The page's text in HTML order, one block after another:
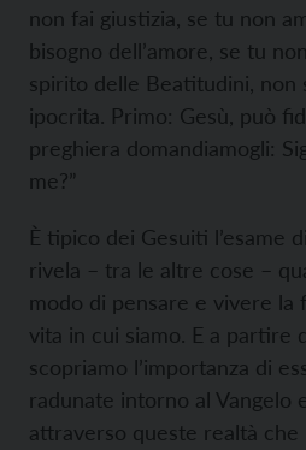
non fai giustizia, se tu non
bisogno dell’amore, se tu
spirito delle Beatitudini, non
ipocrita. Primo: Gesù, può
preghiera domandiamogli:
me?”
È tipico dei Gesuiti l’esame
rivela – tra le altre cose –
modo di pensare e vivere la
vita in cui siamo. E a partire
scopriamo l’importanza di
radunate intorno al Vangelo
attraverso queste realtà che